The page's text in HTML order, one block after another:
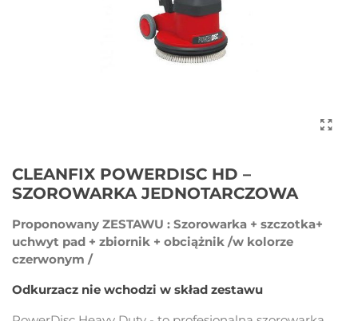
CLEANFIX POWERDISC HD –
SZOROWARKA JEDNOTARCZOWA
Proponowany ZESTAWU : Szorowarka + szczotka+
uchwyt pad + zbiornik + obciążnik /w kolorze
czerwonym /
Odkurzacz nie wchodzi w skład zestawu